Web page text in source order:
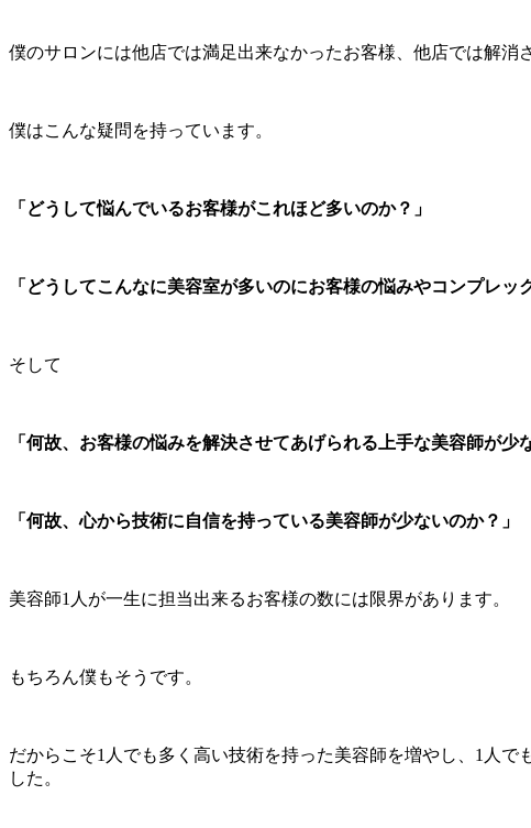
僕のサロンには他店では満足出来なかったお客様、他店では解消
僕はこんな疑問を持っています。
「どうして悩んでいるお客様がこれほど多いのか？」
「どうしてこんなに美容室が多いのにお客様の悩みやコンプレッ
そして
「何故、お客様の悩みを解決させてあげられる上手な美容師が少
「何故、心から技術に自信を持っている美容師が少ないのか？」
美容師1人が一生に担当出来るお客様の数には限界があります。
もちろん僕もそうです。
だからこそ1人でも多く高い技術を持った美容師を増やし、1人
した。